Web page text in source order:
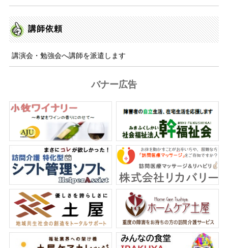
講師依頼
講演会・勉強会へ講師を派遣します
バナー広告